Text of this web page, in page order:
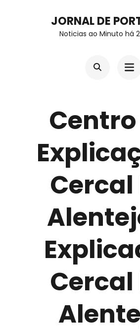
JORNAL DE
Noticias ao Minuto há
Cercal
Cercal